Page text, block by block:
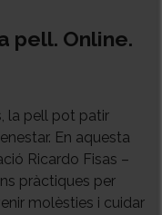
pell. Online.
la pell pot patir
En aquesta
Ricardo Fisas –
pràctiques per
molèsties i cuidar